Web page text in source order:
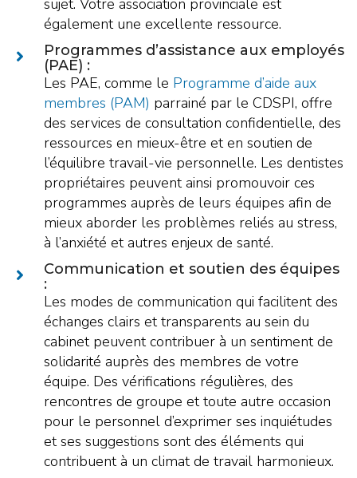
sujet. Votre association provinciale est
également une excellente ressource.
Programmes d’assistance aux employés
(PAE) :
Les PAE, comme le Programme d’aide aux
membres (PAM) parrainé par le CDSPI, offre
des services de consultation confidentielle, des
ressources en mieux-être et en soutien de
l’équilibre travail-vie personnelle. Les dentistes
propriétaires peuvent ainsi promouvoir ces
programmes auprès de leurs équipes afin de
mieux aborder les problèmes reliés au stress,
à l’anxiété et autres enjeux de santé.
Communication et soutien des équipes
:
Les modes de communication qui facilitent des
échanges clairs et transparents au sein du
cabinet peuvent contribuer à un sentiment de
solidarité auprès des membres de votre
équipe. Des vérifications régulières, des
rencontres de groupe et toute autre occasion
pour le personnel d’exprimer ses inquiétudes
et ses suggestions sont des éléments qui
contribuent à un climat de travail harmonieux.